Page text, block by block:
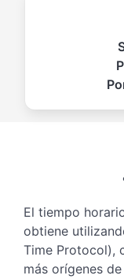
El tiempo
obtiene
Time Protocol),
más orígenes